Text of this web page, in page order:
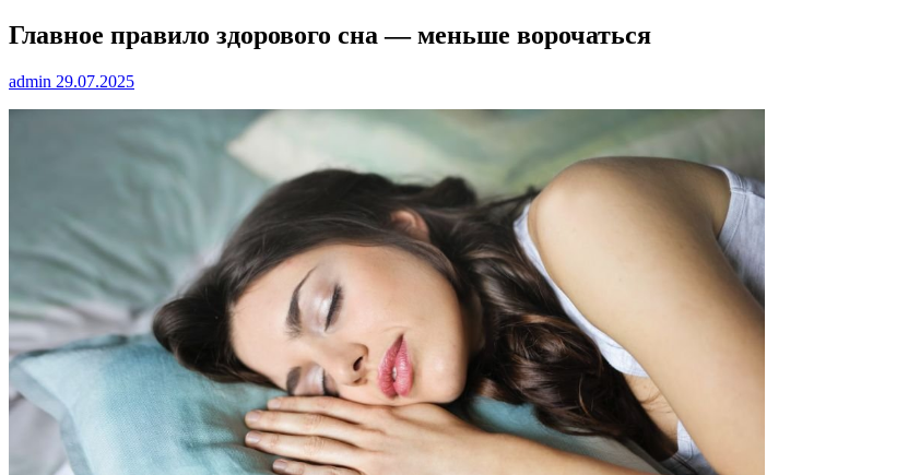
Главное правило здорового сна — меньше ворочаться
admin 29.07.2025